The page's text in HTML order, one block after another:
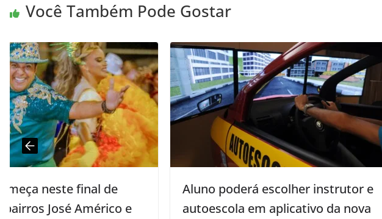
Você Também Pode Gostar
Aluno poderá escolher instrutor e
autoescola em aplicativo da nova
Defesa de
delação à PGR